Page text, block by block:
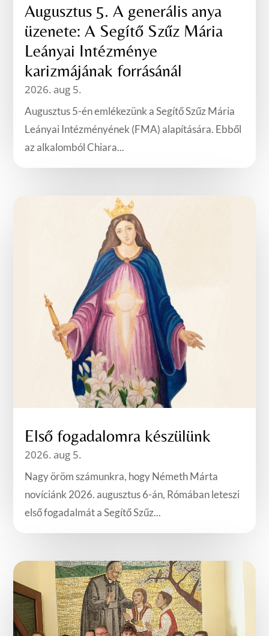
Augusztus 5. A generális anya
üzenete: A Segítő Szűz Mária
Leányai Intézménye
karizmájának forrásánál
2026. aug 5.
Augusztus 5-én emlékezünk a Segítő Szűz Mária
Leányai Intézményének (FMA) alapítására. Ebből
az alkalomból Chiara...
Első fogadalomra készülünk
2026. aug 5.
Nagy öröm számunkra, hogy Németh Márta
novíciánk 2026. augusztus 6-án, Rómában leteszi
első fogadalmát a Segítő Szűz...